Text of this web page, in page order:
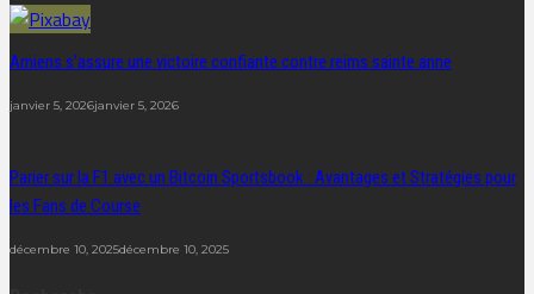
Amiens s’assure une victoire confiante contre reims sainte anne
janvier 5, 2026janvier 5, 2026
Parier sur la F1 avec un Bitcoin Sportsbook : Avantages et Stratégies pour
les Fans de Course
décembre 10, 2025décembre 10, 2025